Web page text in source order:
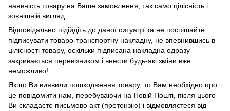
наявність товару на Ваше замовлення, так само цілісність і
зовнішній вигляд.
Відповідально підійдіть до даної ситуації та не поспішайте
підписувати товаро-транспортну накладну, не впевнившись в
цілісності товару, оскільки підписана накладна одразу
закривається перевізником і внести будь-які зміни вже
неможливо!
Якщо Ви виявили пошкодження товару, то Вам необхідно про
це повідомити нам, перебуваючи на Новій Пошті, після цього
Ви складаєте письмово акт (претензію) і відмовляєтеся від